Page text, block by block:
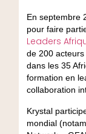
En septembre
pour faire
Leaders
de 200
dans les 35
formation en
collaboration
Krystal
mondial